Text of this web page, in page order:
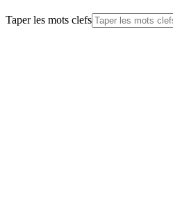
Taper les mots clefs